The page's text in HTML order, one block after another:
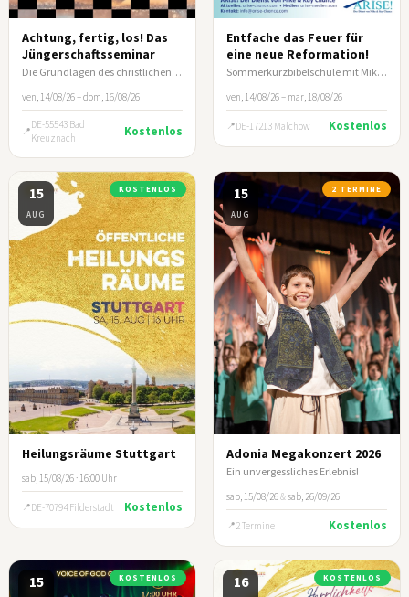
Achtung, fertig, los! Das
Jüngerschaftsseminar
Die Grundlagen des christlichen Lebens und wie du andere darin anleitest.
ven, 14/08/26 – dom, 16/08/26
DE-55543 Bad
Kreuznach
Kostenlos
Entfache das Feuer für
eine neue Reformation!
Sommerkurzbibelschule mit Mike & Kay Chance
ven, 14/08/26 – mar, 18/08/26
DE-17213 Malchow Kostenlos
15
AUG
KOSTENLOS
Heilungsräume Stuttgart
sab, 15/08/26 · 16:00 Uhr
DE-70794 Filderstadt Kostenlos
15
AUG
2 TERMINE
Adonia Megakonzert 2026
Ein unvergessliches Erlebnis!
sab, 15/08/26&sab, 26/09/26
2 Termine Kostenlos
15 KOSTENLOS 16 KOSTENLOS